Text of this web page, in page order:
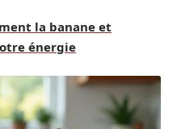
la banane et
énergie